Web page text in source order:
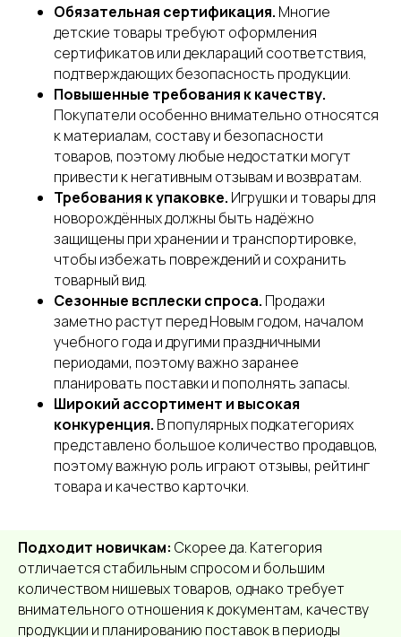
Обязательная сертификация. Многие
детские товары требуют оформления
сертификатов или деклараций соответствия,
подтверждающих безопасность продукции.
Повышенные требования к качеству.
Покупатели особенно внимательно относятся
к материалам, составу и безопасности
товаров, поэтому любые недостатки могут
привести к негативным отзывам и возвратам.
Требования к упаковке. Игрушки и товары для
новорождённых должны быть надёжно
защищены при хранении и транспортировке,
чтобы избежать повреждений и сохранить
товарный вид.
Сезонные всплески спроса. Продажи
заметно растут перед Новым годом, началом
учебного года и другими праздничными
периодами, поэтому важно заранее
планировать поставки и пополнять запасы.
Широкий ассортимент и высокая
конкуренция. В популярных подкатегориях
представлено большое количество продавцов,
поэтому важную роль играют отзывы, рейтинг
товара и качество карточки.
Подходит новичкам: Скорее да. Категория
отличается стабильным спросом и большим
количеством нишевых товаров, однако требует
внимательного отношения к документам, качеству
продукции и планированию поставок в периоды